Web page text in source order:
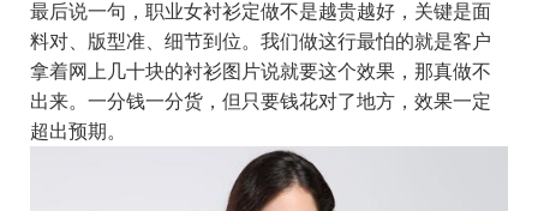
最后说一句，职业女衬衫定做不是越贵越好，关键是面
料对、版型准、细节到位。我们做这行最怕的就是客户
拿着网上几十块的衬衫图片说就要这个效果，那真做不
出来。一分钱一分货，但只要钱花对了地方，效果一定
超出预期。